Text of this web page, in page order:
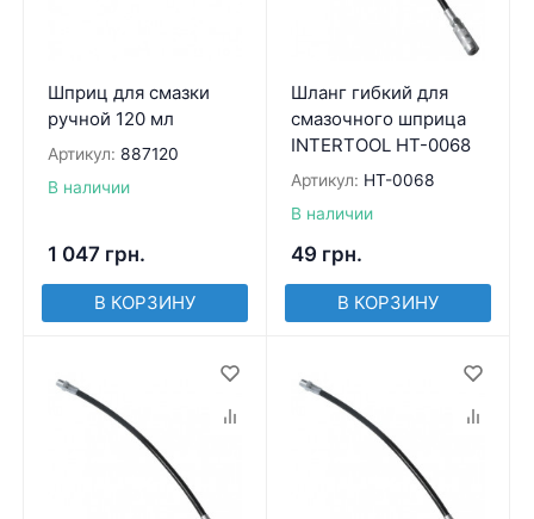
Шприц для смазки
ручной 120 мл
Артикул: 887120
В наличии
1 047 грн.
В КОРЗИНУ
Шланг гибкий для
смазочного шприца
INTERTOOL HT-0068
Артикул: HT-0068
В наличии
49 грн.
В КОРЗИНУ